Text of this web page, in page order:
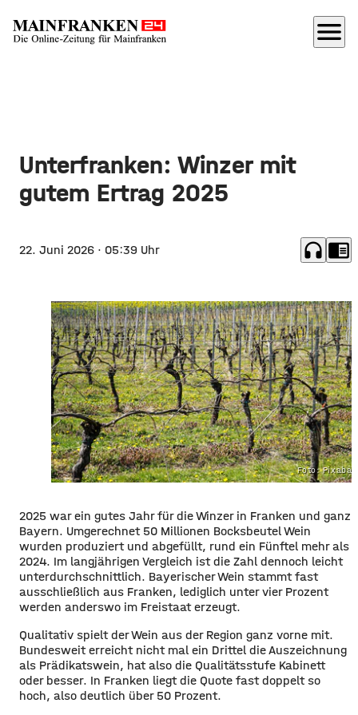
menu
Unterfranken: Winzer mit
gutem Ertrag 2025
22. Juni 2026 · 05:39 Uhr headphones chrome_reader_mode
Foto:
2025 war ein gutes Jahr für die Winzer in Franken und ganz
Bayern. Umgerechnet 50 Millionen Bocksbeutel Wein
wurden produziert und abgefüllt, rund ein Fünftel mehr als
2024. Im langjährigen Vergleich ist die Zahl dennoch leicht
unterdurchschnittlich. Bayerischer Wein stammt fast
ausschließlich aus Franken, lediglich unter vier Prozent
werden anderswo im Freistaat erzeugt.
Qualitativ spielt der Wein aus der Region ganz vorne mit.
Bundesweit erreicht nicht mal ein Drittel die Auszeichnung
als Prädikatswein, hat also die Qualitätsstufe Kabinett
oder besser. In Franken liegt die Quote fast doppelt so
hoch, also deutlich über 50 Prozent.